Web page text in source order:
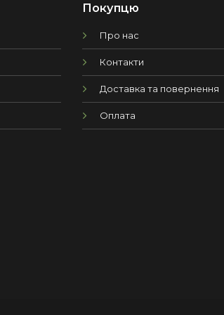
Покупцю
Про нас
Контакти
Доставка та повернення
Оплата